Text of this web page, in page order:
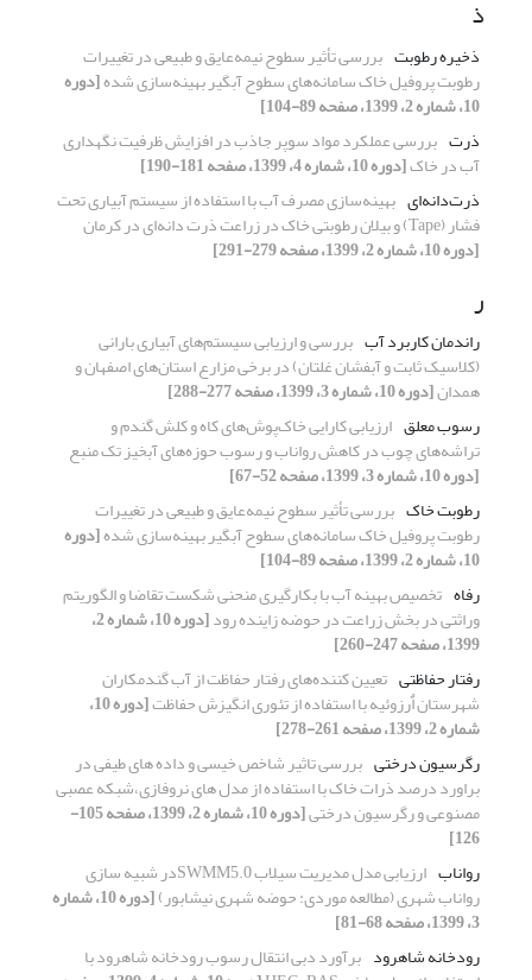
ذ
ذخیره رطوبت بررسی تأثیر سطوح نیمه‌عایق و طبیعی در تغییرات
رطوبت پروفیل خاک سامانه‌های سطوح آبگیر بهینه‌سازی شده[دوره
10، شماره 2، 1399، صفحه 89-104]
ذرت بررسی عملکرد مواد سوپر جاذب در افزایش ظرفیت نگهداری
آب در خاک[دوره 10، شماره 4، 1399، صفحه 181-190]
ذرت‌دانه‌ای بهینه‌سازی مصرف آب با استفاده از سیستم آبیاری تحت
فشار (Tape) و بیلان رطوبتی خاک در زراعت ذرت دانه‌ای در کرمان
[دوره 10، شماره 2، 1399، صفحه 279-291]
ر
راندمان کاربرد آب بررسی و ارزیابی سیستم‌های آبیاری بارانی
(کلاسیک ثابت و آبفشان غلتان) در برخی مزارع استان‌های اصفهان و
همدان[دوره 10، شماره 3، 1399، صفحه 277-288]
رسوب معلق ارزیابی کارایی خاک‌پوش‌های کاه و کلش گندم و
تراشه‌های چوب در کاهش رواناب و رسوب حوزه‌های آبخیز تک منبع
[دوره 10، شماره 3، 1399، صفحه 52-67]
رطوبت خاک بررسی تأثیر سطوح نیمه‌عایق و طبیعی در تغییرات
رطوبت پروفیل خاک سامانه‌های سطوح آبگیر بهینه‌سازی شده[دوره
10، شماره 2، 1399، صفحه 89-104]
رفاه تخصیص بهینه آب با بکارگیری منحنی شکست تقاضا و الگوریتم
وراثتی در بخش زراعت در حوضه زاینده رود [دوره 10، شماره 2،
1399، صفحه 247-260]
رفتار حفاظتی تعیین کننده‌های رفتار حفاظت از آب گندم‏کاران
شهرستان اٌرزوئیه با استفاده از تئوری انگیزش حفاظت [دوره 10،
شماره 2، 1399، صفحه 261-278]
رگرسیون درختی بررسی تاثیر شاخص خیسی و داده های طیفی در
براورد درصد ذرات خاک با استفاده از مدل های نروفازی،شبکه عصبی
مصنوعی و رگرسیون درختی [دوره 10، شماره 2، 1399، صفحه 105-
126]
رواناب
ارزیابی مدل مدیریت سیلاب SWMM5.0در شبیه سازی
رواناب شهری (مطالعه موردی: حوضه شهری نیشابور) [دوره 10، شماره
3، 1399، صفحه 68-81]
رودخانه شاهرود برآورد دبی انتقال رسوب رودخانه شاهرود با